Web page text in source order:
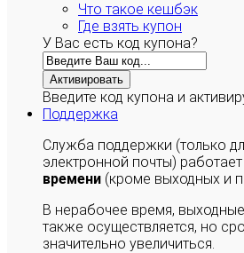
Что такое кешбэк
Где взять купон
У Вас есть код купона?
Активировать
Введите код купона и
Поддержка
Служба поддержки (только
электронной почты)
времени (кроме выходных и
В нерабочее время,
также осуществляется, но
значительно увеличиться.